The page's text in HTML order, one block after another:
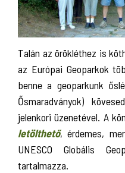
Talán az örökléthez is
az Európai Geoparkok
benne a geoparkunk
Ősmaradványok)
jelenkori üzenetével. A
letölthető, érdemes,
UNESCO Globális
tartalmazza.